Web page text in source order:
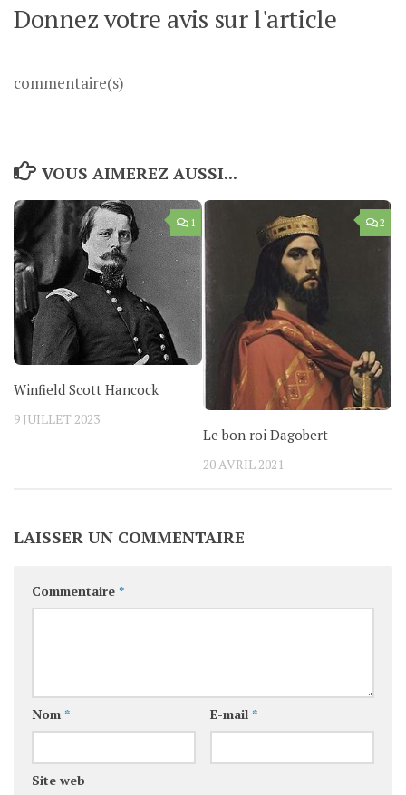
Donnez votre avis sur l'article
commentaire(s)
VOUS AIMEREZ AUSSI...
1
Winfield Scott Hancock
9 JUILLET 2023
2
Le bon roi Dagobert
20 AVRIL 2021
LAISSER UN COMMENTAIRE
Commentaire *
Nom * E-mail *
Site web